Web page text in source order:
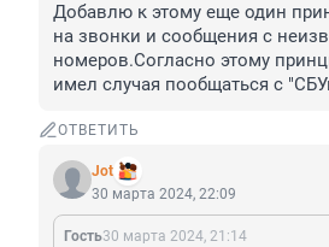
Добавлю к этому еще один
на звонки и сообщения с
номеров.Согласно этому
имел случая пообщаться с
ОТВЕТИТЬ
Jot
30 марта 2024, 22:09
Гость30 марта 2024, 21:14